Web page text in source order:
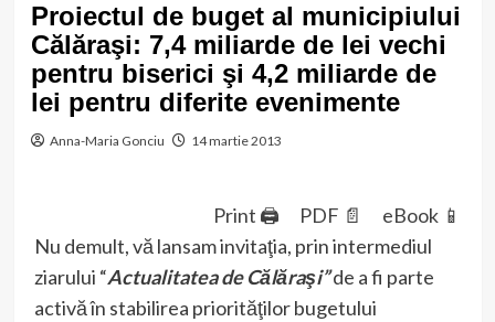
Proiectul de buget al municipiului
Călăraşi: 7,4 miliarde de lei vechi
pentru biserici şi 4,2 miliarde de
lei pentru diferite evenimente
Anna-Maria Gonciu 14 martie 2013
Print 🖨 PDF 📄
eBook 📱
Nu demult, vă lansam invitaţia, prin intermediul
ziarului “Actualitatea de Călăraşi”de a fi parte
activă în stabilirea priorităţilor bugetului